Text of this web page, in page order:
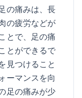
の痛みは、長
の疲労などが
とで、足の痛
とができるで
見つけること
ーマンスを向
足の痛みが少